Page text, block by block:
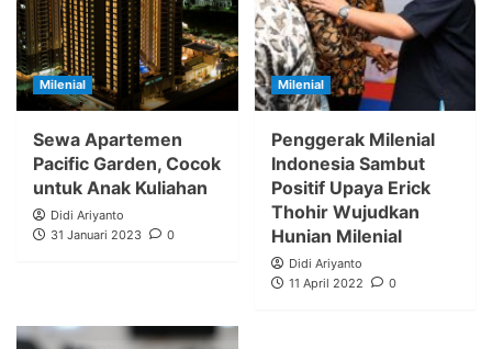
Milenial
Sewa Apartemen
Pacific Garden, Cocok
untuk Anak Kuliahan
Didi Ariyanto
31 Januari 2023
0
Milenial
Penggerak Milenial
Indonesia Sambut
Positif Upaya Erick
Thohir Wujudkan
Hunian Milenial
Didi Ariyanto
11 April 2022
0